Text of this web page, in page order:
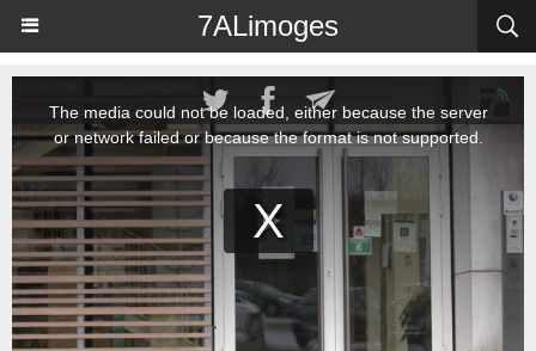
7ALimoges